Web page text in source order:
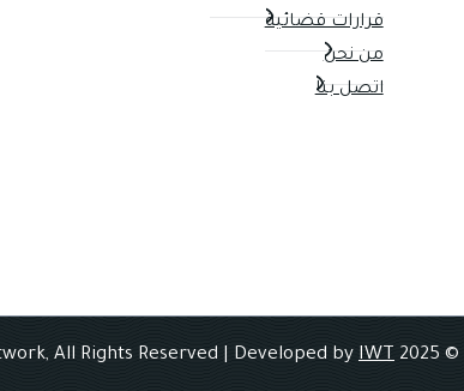
قرارات قضائية
من نحن
اتصل بنا
© 2025 Iraqi Lawyers Network, All Rights Reserved | Developed by
IWT